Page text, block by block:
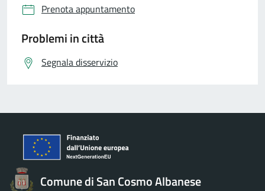
Prenota appuntamento
Problemi in città
Segnala disservizio
Comune di San Cosmo Albanese